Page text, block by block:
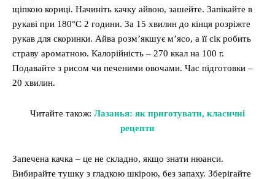
щіпкою кориці. Начиніть качку айвою, зашейте. Запікайте в
рукаві при 180°C 2 години. За 15 хвилин до кінця розріжте
рукав для скоринки. Айва розм’якшує м’ясо, а її сік робить
страву ароматною. Калорійність – 270 ккал на 100 г.
Подавайте з рисом чи печеними овочами. Час підготовки –
20 хвилин.
Читайте також: Лазанья: як приготувати, класичні
рецепти
Запечена качка – це не складно, якщо знати нюанси.
Вибирайте тушку з гладкою шкірою, без запаху. Зберігайте